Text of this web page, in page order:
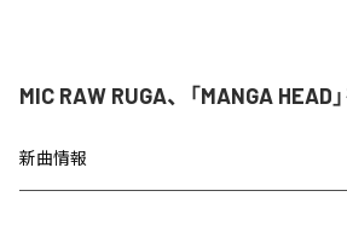
MIC RAW RUGA、「MANGA HEAD
新曲情報